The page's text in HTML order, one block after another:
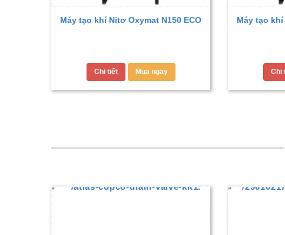
Máy tạo khí Nitơ Oxymat N150 ECO
Chi tiết Mua ngay
Máy tạo khí
Chi